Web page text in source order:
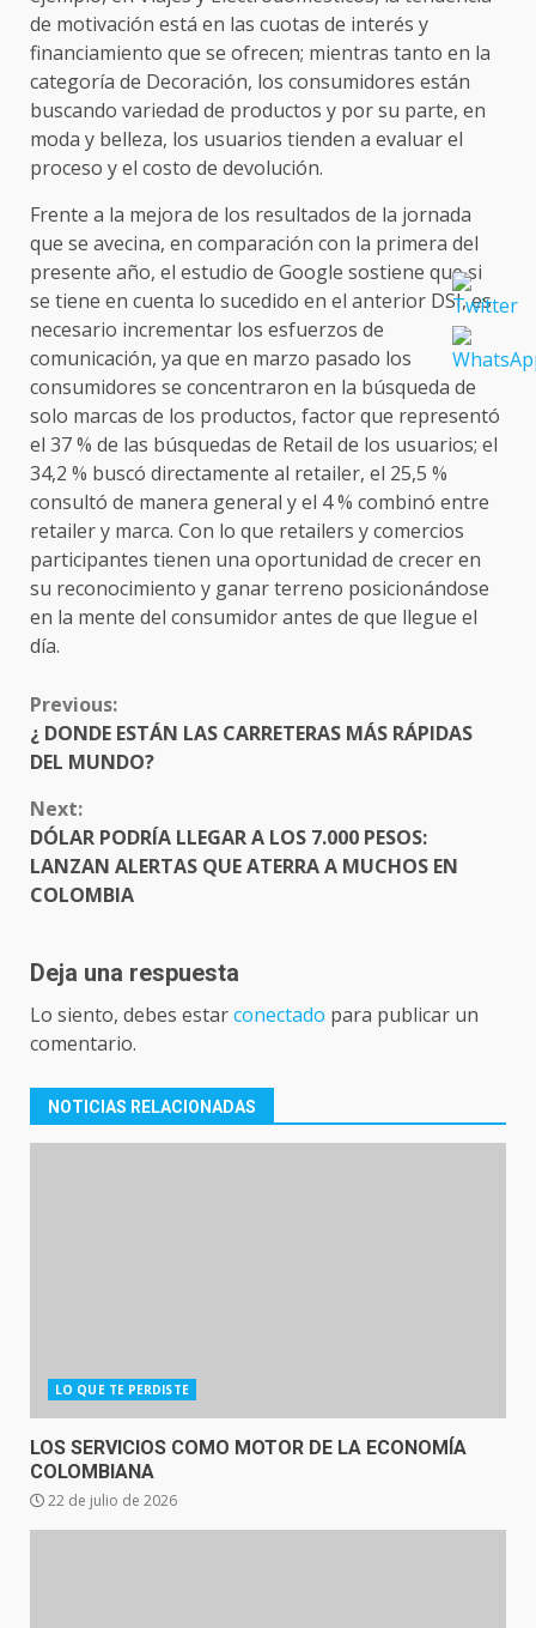
de motivación está en las cuotas de interés y
financiamiento que se ofrecen; mientras tanto en la
categoría de Decoración, los consumidores están
buscando variedad de productos y por su parte, en
moda y belleza, los usuarios tienden a evaluar el
proceso y el costo de devolución.
Frente a la mejora de los resultados de la jornada
que se avecina, en comparación con la primera del
presente año, el estudio de Google sostiene que si
se tiene en cuenta lo sucedido en el anterior DSI, es
necesario incrementar los esfuerzos de
comunicación, ya que en marzo pasado los
consumidores se concentraron en la búsqueda de
solo marcas de los productos, factor que representó
el 37 % de las búsquedas de Retail de los usuarios; el
34,2 % buscó directamente al retailer, el 25,5 %
consultó de manera general y el 4 % combinó entre
retailer y marca. Con lo que retailers y comercios
participantes tienen una oportunidad de crecer en
su reconocimiento y ganar terreno posicionándose
en la mente del consumidor antes de que llegue el
día.
CONTINUE
READING
Previous:
¿ DONDE ESTÁN LAS CARRETERAS MÁS RÁPIDAS
DEL MUNDO?
Next:
DÓLAR PODRÍA LLEGAR A LOS 7.000 PESOS:
LANZAN ALERTAS QUE ATERRA A MUCHOS EN
COLOMBIA
Deja una respuesta
Lo siento, debes estarconectado para publicar un
comentario.
NOTICIAS RELACIONADAS
LO QUE TE PERDISTE
LOS SERVICIOS COMO MOTOR DE LA ECONOMÍA
COLOMBIANA
22 de julio de 2026